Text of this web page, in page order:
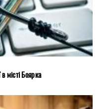
місті Боярка